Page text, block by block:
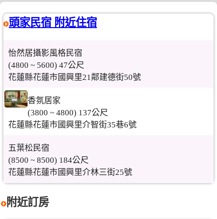
頭家民宿 附近住宿
怡然居攝影風格民宿
(4800 ~ 5600) 47公尺
花蓮縣花蓮市國興里21鄰建德街50號
香氛居家
(3800 ~ 4800) 137公尺
花蓮縣花蓮市國興里介智街35巷6號
五葉松民宿
(8500 ~ 8500) 184公尺
花蓮縣花蓮市國興里介林三街25號
附近訂房